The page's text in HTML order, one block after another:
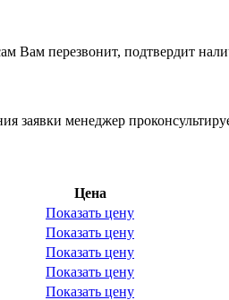
Вам перезвонит, подтвердит
менеджер
Цена
Показать цену
Показать цену
Показать цену
Показать цену
Показать цену